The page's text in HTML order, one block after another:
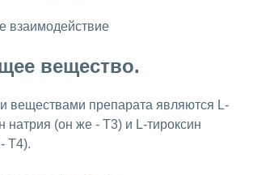
взаимодействие
вещество.
веществами препарата являются L-
натрия (он же - T3) и L-тироксин
T4).